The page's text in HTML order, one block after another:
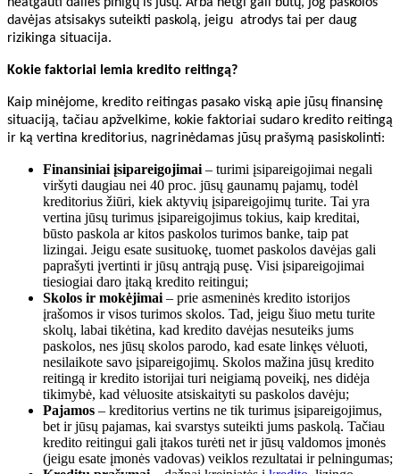
davėjas atsisakys suteikti paskolą, jeigu atrodys tai per daug
rizikinga situacija.
Kokie faktoriai lemia kredito reitingą?
Kaip minėjome, kredito reitingas pasako viską apie jūsų finansinę
situaciją, tačiau apžvelkime, kokie faktoriai sudaro kredito reitingą
ir ką vertina kreditorius, nagrinėdamas jūsų prašymą pasiskolinti:
Finansiniai įsipareigojimai – turimi įsipareigojimai negali
viršyti daugiau nei 40 proc. jūsų gaunamų pajamų, todėl
kreditorius žiūri, kiek aktyvių įsipareigojimų turite. Tai yra
vertina jūsų turimus įsipareigojimus tokius, kaip kreditai,
būsto paskola ar kitos paskolos turimos banke, taip pat
lizingai. Jeigu esate susituokę, tuomet paskolos davėjas gali
paprašyti įvertinti ir jūsų antrąją pusę. Visi įsipareigojimai
tiesiogiai daro įtaką kredito reitingui;
Skolos ir mokėjimai – prie asmeninės kredito istorijos
įrašomos ir visos turimos skolos. Tad, jeigu šiuo metu turite
skolų, labai tikėtina, kad kredito davėjas nesuteiks jums
paskolos, nes jūsų skolos parodo, kad esate linkęs vėluoti,
nesilaikote savo įsipareigojimų. Skolos mažina jūsų kredito
reitingą ir kredito istorijai turi neigiamą poveikį, nes didėja
tikimybė, kad vėluosite atsiskaityti su paskolos davėju;
Pajamos – kreditorius vertins ne tik turimus įsipareigojimus,
bet ir jūsų pajamas, kai svarstys suteikti jums paskolą. Tačiau
kredito reitingui gali įtakos turėti net ir jūsų valdomos įmonės
(jeigu esate įmonės vadovas) veiklos rezultatai ir pelningumas;